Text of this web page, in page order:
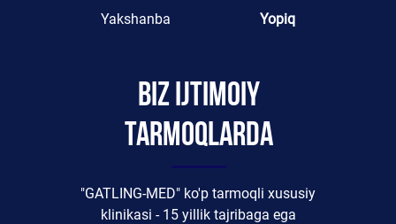
Yakshanba Yopiq
Biz ijtimoiy
tarmoqlarda
"GATLING-MED" ko'p tarmoqli xususiy
klinikasi - 15 yillik tajribaga ega